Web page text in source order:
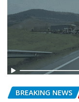
BREAKING NEWS